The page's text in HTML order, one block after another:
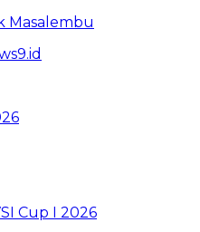
Masalembu
Cup I 2026